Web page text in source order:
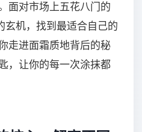
面对市场上五花八门的
玄机，找到最适合自己的
走进面霜质地背后的秘
，让你的每一次涂抹都